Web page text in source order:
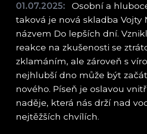
01.07.2025:
Osobní a
taková je nová skladba Vojty
názvem Do lepších dní.
reakce na zkušenosti se
zklamáním, ale zároveň s
nejhlubší dno může být
nového. Píseň je oslavou
naděje, která nás drží nad
nejtěžších chvílích.